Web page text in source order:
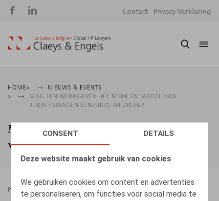
CONSENT DETAILS
Deze website maakt gebruik van cookies
We gebruiken cookies om content en advertenties
te personaliseren, om functies voor social media te
Social
Contact Privacy Verklaring
Kruimelpad
HOME
NIEUWS & EVENTS
MAG EEN WERKGEVER HET MERK EN MODEL VAN
BEDRIJFSWAGEN EENZIJDIG WIJZIGEN?
Mag een werkgever het merk en model
van bedrijfswagen eenzijdig wijzigen?
PRESSROOM 24.09.2024